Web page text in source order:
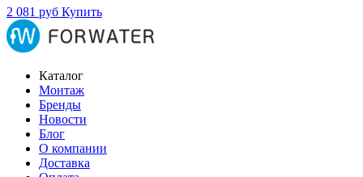
2 081 руб Купить
Каталог
Монтаж
Бренды
Новости
Блог
О компании
Доставка